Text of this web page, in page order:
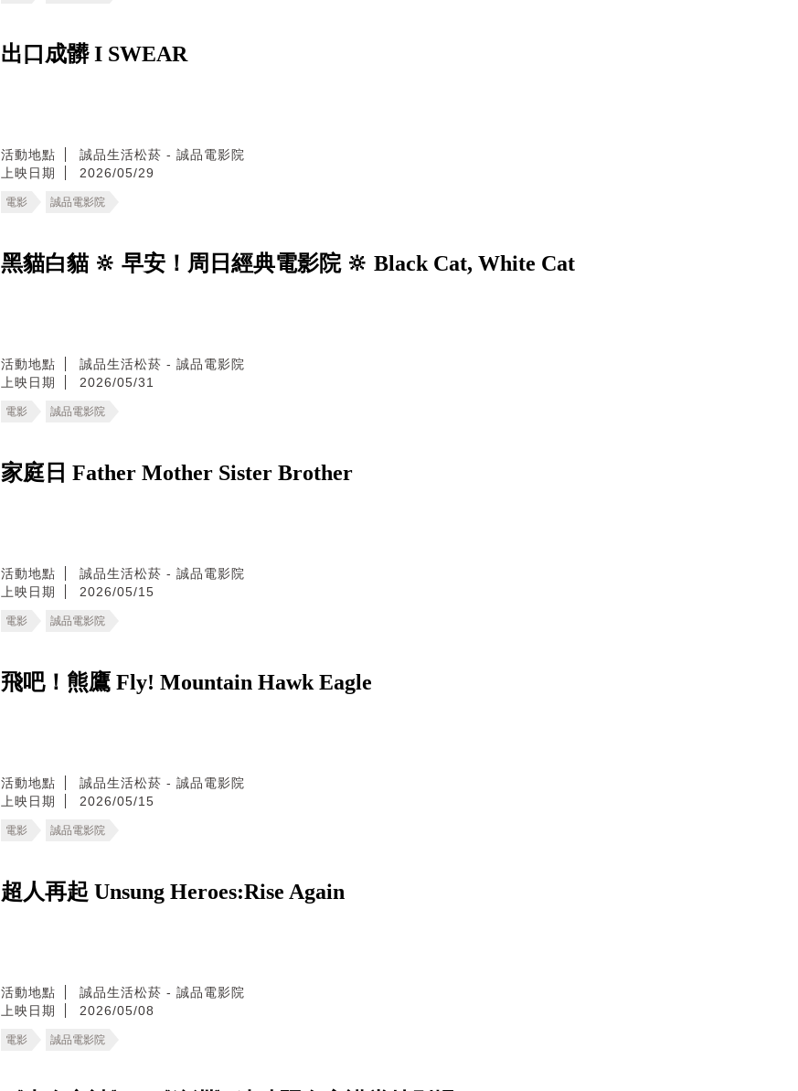
出口成髒 I SWEAR
活動地點
誠品生活松菸 - 誠品電影院
上映日期
2026/05/29
電影 誠品電影院
黑貓白貓 🔆 早安！周日經典電影院 🔆 Black Cat, White Cat
活動地點
誠品生活松菸 - 誠品電影院
上映日期
2026/05/31
電影 誠品電影院
家庭日 Father Mother Sister Brother
活動地點
誠品生活松菸 - 誠品電影院
上映日期
2026/05/15
電影 誠品電影院
飛吧！熊鷹 Fly! Mountain Hawk Eagle
活動地點
誠品生活松菸 - 誠品電影院
上映日期
2026/05/15
電影 誠品電影院
超人再起 Unsung Heroes:Rise Again
活動地點
誠品生活松菸 - 誠品電影院
上映日期
2026/05/08
電影 誠品電影院